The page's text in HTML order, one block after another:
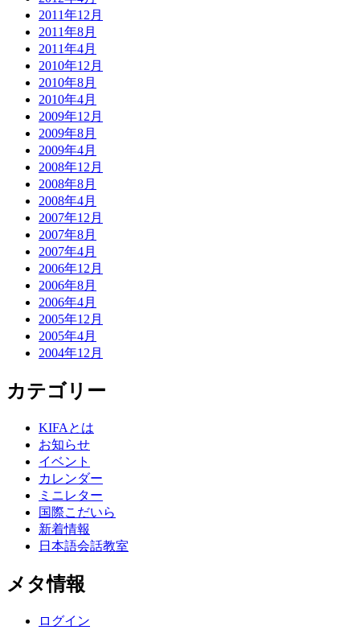
2011年12月
2011年8月
2011年4月
2010年12月
2010年8月
2010年4月
2009年12月
2009年8月
2009年4月
2008年12月
2008年8月
2008年4月
2007年12月
2007年8月
2007年4月
2006年12月
2006年8月
2006年4月
2005年12月
2005年4月
2004年12月
カテゴリー
KIFAとは
お知らせ
イベント
カレンダー
ミニレター
国際こだいら
新着情報
日本語会話教室
メタ情報
ログイン